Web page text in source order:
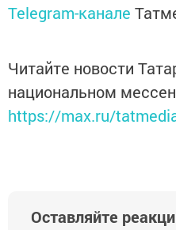
Telegram-канале
Читайте новости
национальном
https://max.ru/
Оставляйте